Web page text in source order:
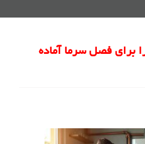
برای فصل سرما آماده